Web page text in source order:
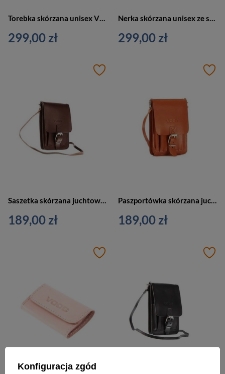
299,00 zł 299,00 zł
Saszetka skórzana juchtowa unisex VOOC P19 paszportówka na ramię mała brązowa
189,00 zł
Paszportówka skórzana juchtowa unisex VOOC P19 saszetka na ramię do paska koniakowa
189,00 zł
Konfiguracja zgód